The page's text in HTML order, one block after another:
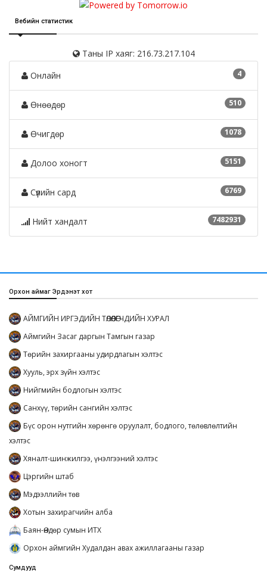
Вебийн статистик
Таны IP хаяг: 216.73.217.104
4
Онлайн
510
Өнөөдөр
1078
Өчигдөр
5151
Долоо хоногт
6769
Сүүлийн сард
7482931
Нийт хандалт
Орхон аймаг Эрдэнэт хот
АЙМГИЙН ИРГЭДИЙН ТӨЛӨӨЛӨГЧДИЙН ХУРАЛ
Аймгийн Засаг даргын Тамгын газар
Төрийн захиргааны удирдлагын хэлтэс
Хууль, эрх зүйн хэлтэс
Нийгмийн бодлогын хэлтэс
Санхүү, төрийн сангийн хэлтэс
Бүс орон нутгийн хөрөнгө оруулалт, бодлого, төлөвлөлтийн
хэлтэс
Хяналт-шинжилгээ, үнэлгээний хэлтэс
Цэргийн штаб
Мэдээллийн төв
Хотын захирагчийн алба
Баян-Өндөр сумын ИТХ
Орхон аймгийн Худалдан авах ажиллагааны газар
Сумдууд